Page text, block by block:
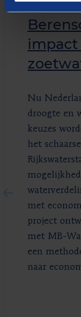
impact
Nu
droogte en
keuzes
het
met
project
met MB-
een
naar